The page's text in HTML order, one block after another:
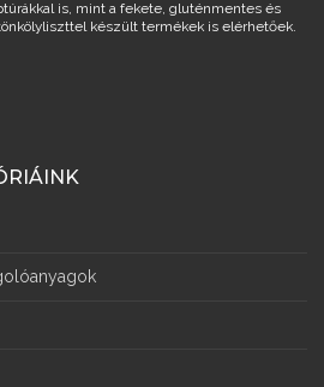
is, mint a fekete, gluténmentes és
készült termékek is elérhetőek.